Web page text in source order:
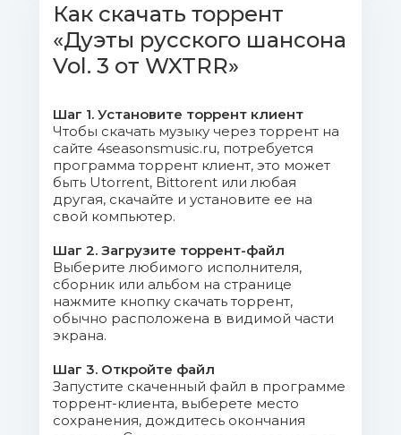
04. Любовь Успенская & Слава
Медяник - Я Сам По Себе.mp3 (8.15 Mb)
Клементьев - Мой Друг.mp3 (10.19 Mb)
06. Ирина Круг & Бутырка - Два
Полюса.mp3 (12.66 Mb)
07. Олег Газманов & Ирина Круг
- Твой Дом.mp3 (8 Mb)
08. Таня Дяченко & Александр
Яременко - Река Любви.mp3 (8.14 Mb)
Группа Цепи - А Я По Снегу
Босиком.mp3 (9 Mb)
Как скачать торрент
«Дуэты русского шансона
Vol. 3 от WXTRR»
Шаг 1. Установите торрент клиент
Чтобы скачать музыку через торрент на
сайте 4seasonsmusic.ru, потребуется
программа торрент клиент, это может
быть Utorrent, Bittorent или любая
другая, скачайте и установите ее на
свой компьютер.
Шаг 2. Загрузите торрент-файл
Выберите любимого исполнителя,
сборник или альбом на странице
нажмите кнопку скачать торрент,
обычно расположена в видимой части
экрана.
Шаг 3. Откройте файл
Запустите скаченный файл в программе
торрент-клиента, выберете место
сохранения, дождитесь окончания